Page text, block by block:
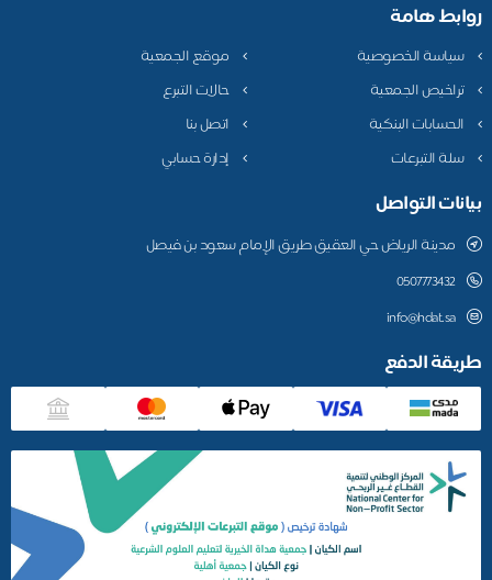
روابط هامة
سياسة الخصوصية
موقع الجمعية
تراخيص الجمعية
حالات التبرع
الحسابات البنكية
اتصل بنا
سلة التبرعات
إدارة حسابي
بيانات التواصل
مدينة الرياض حي العقيق طريق الإمام سعود بن فيصل
0507773432
info@hdat.sa
طريقة الدفع